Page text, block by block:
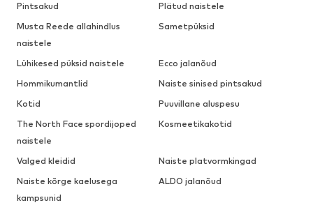
Pintsakud
Plätud naistele
Musta Reede allahindlus
naistele
Sametpüksid
Lühikesed püksid naistele
Ecco jalanõud
Hommikumantlid
Naiste sinised pintsakud
Kotid
Puuvillane aluspesu
The North Face spordijoped
naistele
Kosmeetikakotid
Valged kleidid
Naiste platvormkingad
Naiste kõrge kaelusega
kampsunid
ALDO jalanõud